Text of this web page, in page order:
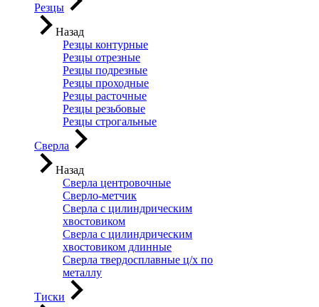
Резцы
Назад
Резцы контурные
Резцы отрезные
Резцы подрезные
Резцы проходные
Резцы расточные
Резцы резьбовые
Резцы строгальные
Сверла
Назад
Сверла центровочные
Сверло-метчик
Сверла с цилиндрическим
хвостовиком
Сверла с цилиндрическим
хвостовиком длинные
Сверла твердосплавные ц/х по
металлу
Тиски